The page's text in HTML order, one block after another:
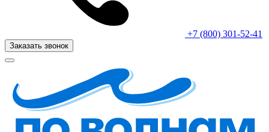
+7 (800) 301-52-41
Заказать звонок